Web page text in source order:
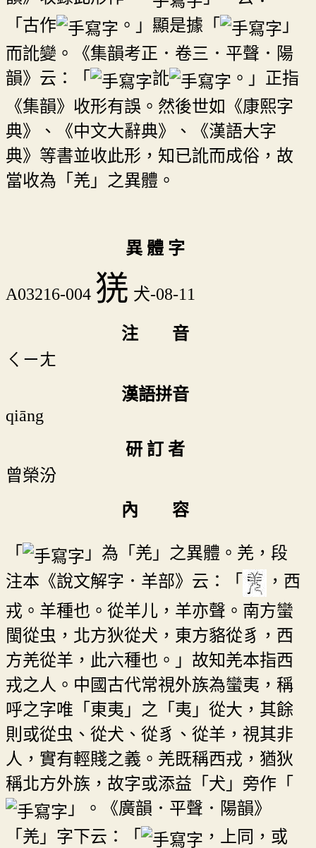
「古作
。」顯是據「
」
而訛變。《集韻考正．卷三．平聲．陽
韻》云：「
訛
。」正指
《集韻》收形有誤。然後世如《康熙字
典》、《中文大辭典》、《漢語大字
典》等書並收此形，知已訛而成俗，故
當收為「羌」之異體。
異 體 字
A03216-004 猐 犬-08-11
注 音
ㄑㄧㄤ
漢語拼音
qiāng
研 訂 者
曾榮汾
內 容
「
」為「羌」之異體。羌，段
注本《說文解字．羊部》云：「
，西
戎。羊種也。從羊儿，羊亦聲。南方蠻
閩從虫，北方狄從犬，東方貉從豸，西
方羌從羊，此六種也。」故知羌本指西
戎之人。中國古代常視外族為蠻夷，稱
呼之字唯「東夷」之「夷」從大，其餘
則或從虫、從犬、從豸、從羊，視其非
人，實有輕賤之義。羌既稱西戎，猶狄
稱北方外族，故字或添益「犬」旁作「
」。《廣韻．平聲．陽韻》
「羌」字下云：「
，上同，或